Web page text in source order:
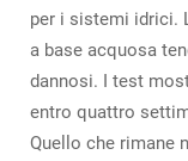
per i sistemi idrici.
a base acquosa
dannosi. I test
entro quattro
Quello che rimane